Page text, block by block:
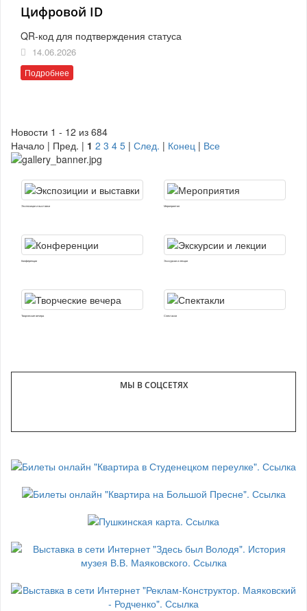
Цифровой ID
QR-код для подтверждения статуса
14.06.2026
Подробнее
Новости 1 - 12 из 684
Начало | Пред. | 1 2 3 4 5 | След. | Конец | Все
Экспозиции и выставки Мероприятия
Конференции Экскурсии и лекции
Творческие вечера Спектакли
МЫ В СОЦСЕТЯХ